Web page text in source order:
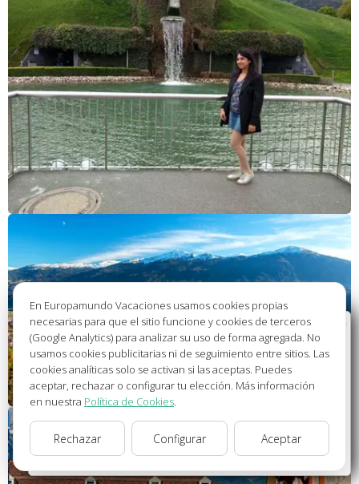
Bienvenido a Europamundo Vacaciones, está usted
en el sitio internacional de:
Wellcome to Europamundo Vacations, your in the
international site of:
España
cambiar/change
En Europamundo Vacaciones usamos cookies propias
necesarias para que el sitio funcione y cookies de terceros
(Google Analytics) para analizar su uso de forma agregada. No
usamos cookies publicitarias ni de seguimiento entre sitios. Las
cookies analíticas solo se activan si las aceptas. Puedes
aceptar, rechazar o configurar tu elección. Más información
en nuestra Política de Cookies.
Rechazar Configurar Aceptar